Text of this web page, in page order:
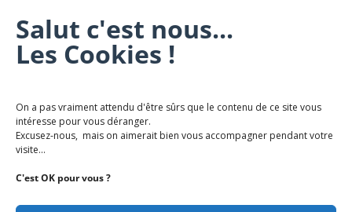
Salut c'est nous...
Les Cookies !
On a pas vraiment attendu d'être sûrs que le contenu de ce site vous
intéresse pour vous déranger.
Excusez-nous, mais on aimerait bien vous accompagner pendant votre
visite...
C'est OK pour vous ?
Les p'tits citoyens de Mont-Saint-Martin
Trail Saintmartinois Daniel FEITE
Karaté Mont Saint Martin